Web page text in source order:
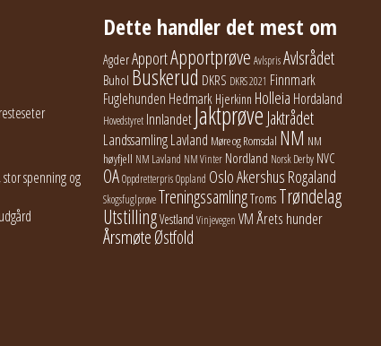
spenning og
Dette handler det mest om
AgderApportApportprøve AvlsprisAvlsrådet
Buhol Buskerud DKRS DKRS 2021 Finnmark
Fuglehunden Hedmark Hjerkinn Holleia Hordaland
Hovedstyret InnlandetJaktprøveJaktrådet
LandssamlingLavland Møre og Romsdal NM NM
høyfjell NM Lavland NM Vinter Nordland Norsk Derby NVC
OAOppdretterprisOppland Oslo Akershus Rogaland
SkogsfuglprøveTreningssamlingTroms Trøndelag
UtstillingVestland Vinjevegen VMÅrets hunder
ÅrsmøteØstfold